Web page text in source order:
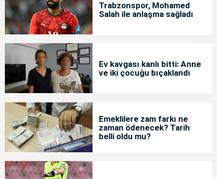
Trabzonspor, Mohamed
Salah ile anlaşma sağladı
Ev kavgası kanlı bitti: Anne
ve iki çocuğu bıçaklandı
Emeklilere zam farkı ne
zaman ödenecek? Tarih
belli oldu mu?